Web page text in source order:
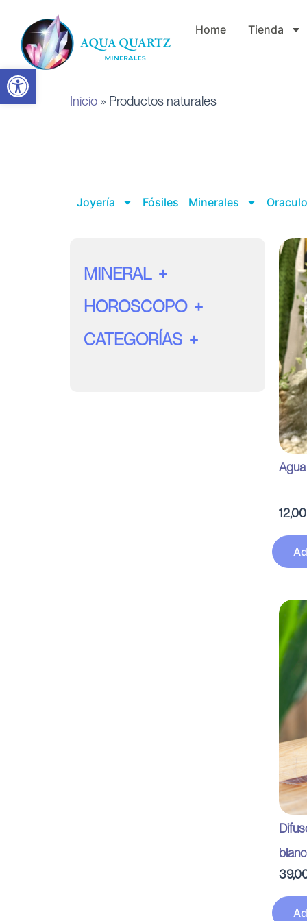
Abrir barra de herramientas
contenido
Home Tienda
Inicio » Productos naturales
Joyería Fósiles Minerales
MINERAL
HOROSCOPO
CATEGORÍAS